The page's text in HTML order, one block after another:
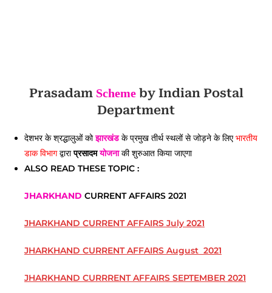
Prasadam Schemeby Indian Postal
Department
देशभर के श्रद्धालुओं कोझारखंडके प्रमुख तीर्थ स्थलों से जोड़ने के लिएभारतीय
डाक विभागद्वाराप्रसादमयोजनाकी शुरुआत किया जाएगा
ALSO READ THESE TOPIC :
JHARKHAND CURRENT AFFAIRS 2021
JHARKHAND CURRENT AFFAIRS July 2021
JHARKHAND CURRENT AFFAIRS August 2021
JHARKHAND CURRRENT AFFAIRS SEPTEMBER 2021